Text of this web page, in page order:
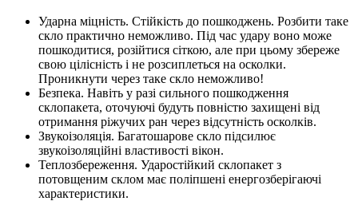
Ударна міцність. Стійкість до пошкоджень. Розбити таке
скло практично неможливо. Під час удару воно може
пошкодитися, розійтися сіткою, але при цьому збереже
свою цілісність і не розсиплеться на осколки.
Проникнути через таке скло неможливо!
Безпека. Навіть у разі сильного пошкодження
склопакета, оточуючі будуть повністю захищені від
отримання ріжучих ран через відсутність осколків.
Звукоізоляція. Багатошарове скло підсилює
звукоізоляційні властивості вікон.
Теплозбереження. Ударостійкий склопакет з
потовщеним склом має поліпшені енергозберігаючі
характеристики.